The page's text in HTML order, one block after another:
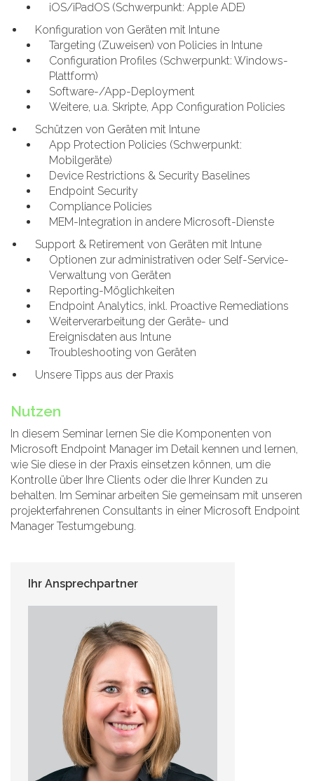
iOS/iPadOS (Schwerpunkt: Apple ADE)
Konfiguration von Geräten mit Intune
Targeting (Zuweisen) von Policies in Intune
Configuration Profiles (Schwerpunkt: Windows-
Plattform)
Software-/App-Deployment
Weitere, u.a. Skripte, App Configuration Policies
Schützen von Geräten mit Intune
App Protection Policies (Schwerpunkt:
Mobilgeräte)
Device Restrictions & Security Baselines
Endpoint Security
Compliance Policies
MEM-Integration in andere Microsoft-Dienste
Support & Retirement von Geräten mit Intune
Optionen zur administrativen oder Self-Service-
Verwaltung von Geräten
Reporting-Möglichkeiten
Endpoint Analytics, inkl. Proactive Remediations
Weiterverarbeitung der Geräte- und
Ereignisdaten aus Intune
Troubleshooting von Geräten
Unsere Tipps aus der Praxis
Nutzen
In diesem Seminar lernen Sie die Komponenten von
Microsoft Endpoint Manager im Detail kennen und lernen,
wie Sie diese in der Praxis einsetzen können, um die
Kontrolle über Ihre Clients oder die Ihrer Kunden zu
behalten. Im Seminar arbeiten Sie gemeinsam mit unseren
projekterfahrenen Consultants in einer Microsoft Endpoint
Manager Testumgebung.
Ihr Ansprechpartner